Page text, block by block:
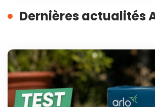
Dernières actualités